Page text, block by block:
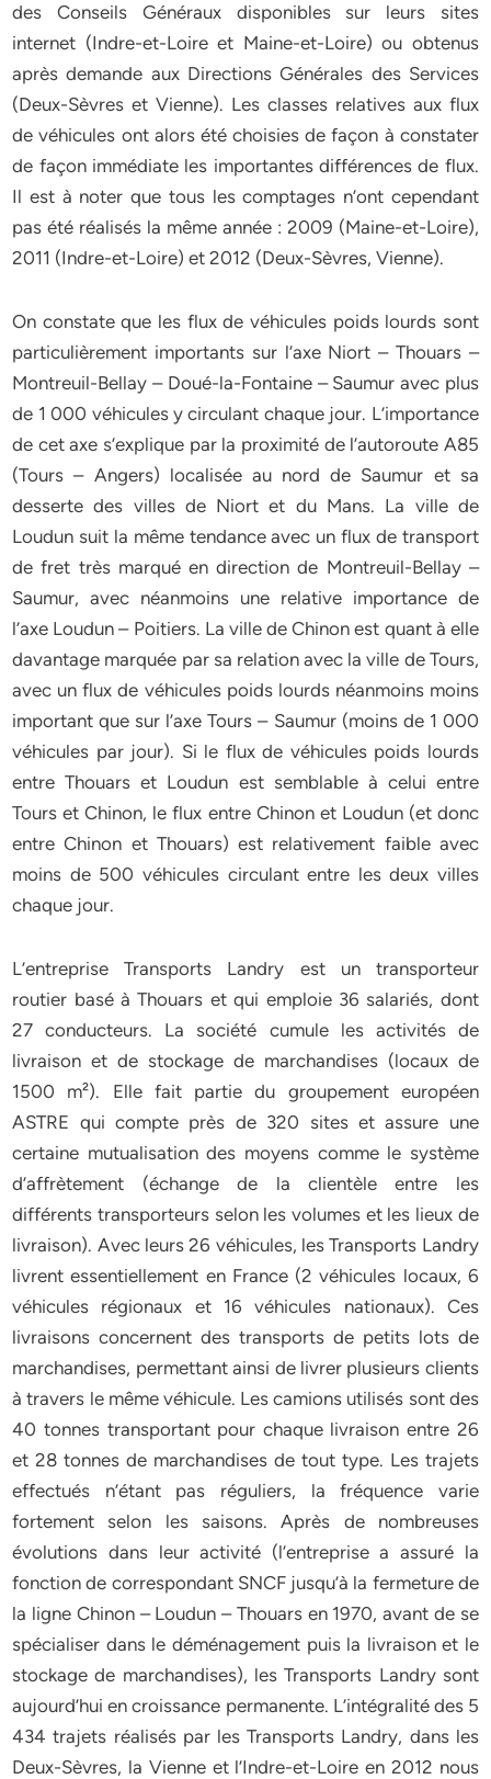
des Conseils Généraux disponibles sur leurs sites
internet (Indre-et-Loire et Maine-et-Loire) ou obtenus
après demande aux Directions Générales des Services
(Deux-Sèvres et Vienne). Les classes relatives aux flux
de véhicules ont alors été choisies de façon à constater
de façon immédiate les importantes différences de flux.
Il est à noter que tous les comptages n’ont cependant
pas été réalisés la même année : 2009 (Maine-et-Loire),
2011 (Indre-et-Loire) et 2012 (Deux-Sèvres, Vienne).
On constate que les flux de véhicules poids lourds sont
particulièrement importants sur l’axe Niort – Thouars –
Montreuil-Bellay – Doué-la-Fontaine – Saumur avec plus
de 1 000 véhicules y circulant chaque jour. L’importance
de cet axe s’explique par la proximité de l’autoroute A85
(Tours – Angers) localisée au nord de Saumur et sa
desserte des villes de Niort et du Mans. La ville de
Loudun suit la même tendance avec un flux de transport
de fret très marqué en direction de Montreuil-Bellay –
Saumur, avec néanmoins une relative importance de
l’axe Loudun – Poitiers. La ville de Chinon est quant à elle
davantage marquée par sa relation avec la ville de Tours,
avec un flux de véhicules poids lourds néanmoins moins
important que sur l’axe Tours – Saumur (moins de 1 000
véhicules par jour). Si le flux de véhicules poids lourds
entre Thouars et Loudun est semblable à celui entre
Tours et Chinon, le flux entre Chinon et Loudun (et donc
entre Chinon et Thouars) est relativement faible avec
moins de 500 véhicules circulant entre les deux villes
chaque jour.
L’entreprise Transports Landry est un transporteur
routier basé à Thouars et qui emploie 36 salariés, dont
27 conducteurs. La société cumule les activités de
livraison et de stockage de marchandises (locaux de
1500 m²). Elle fait partie du groupement européen
ASTRE qui compte près de 320 sites et assure une
certaine mutualisation des moyens comme le système
d’affrètement (échange de la clientèle entre les
différents transporteurs selon les volumes et les lieux de
livraison). Avec leurs 26 véhicules, les Transports Landry
livrent essentiellement en France (2 véhicules locaux, 6
véhicules régionaux et 16 véhicules nationaux). Ces
livraisons concernent des transports de petits lots de
marchandises, permettant ainsi de livrer plusieurs clients
à travers le même véhicule. Les camions utilisés sont des
40 tonnes transportant pour chaque livraison entre 26
et 28 tonnes de marchandises de tout type. Les trajets
effectués n’étant pas réguliers, la fréquence varie
fortement selon les saisons. Après de nombreuses
évolutions dans leur activité (l’entreprise a assuré la
fonction de correspondant SNCF jusqu’à la fermeture de
la ligne Chinon – Loudun – Thouars en 1970, avant de se
spécialiser dans le déménagement puis la livraison et le
stockage de marchandises), les Transports Landry sont
aujourd’hui en croissance permanente. L’intégralité des 5
434 trajets réalisés par les Transports Landry, dans les
Deux-Sèvres, la Vienne et l’Indre-et-Loire en 2012 nous